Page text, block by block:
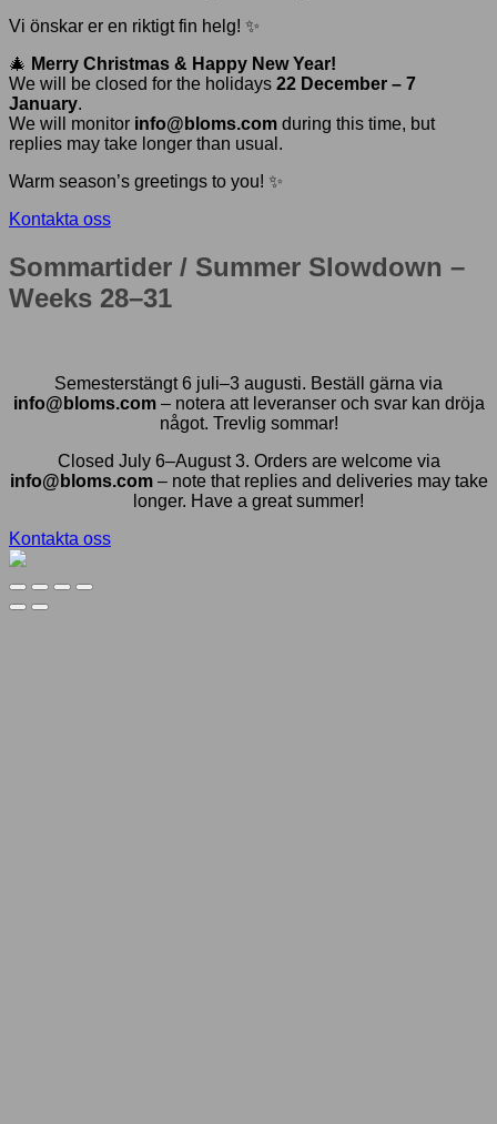
Vi önskar er en riktigt fin helg! ✨
🎄 Merry Christmas & Happy New Year!
We will be closed for the holidays 22 December – 7
January.
We will monitor info@bloms.com during this time, but
replies may take longer than usual.
Warm season’s greetings to you! ✨
Kontakta oss
Sommartider / Summer Slowdown –
Weeks 28–31
Semesterstängt 6 juli–3 augusti. Beställ gärna via
info@bloms.com– notera att leveranser och svar kan dröja
något. Trevlig sommar!
Closed July 6–August 3. Orders are welcome via
info@bloms.com– note that replies and deliveries may take
longer. Have a great summer!
Kontakta oss